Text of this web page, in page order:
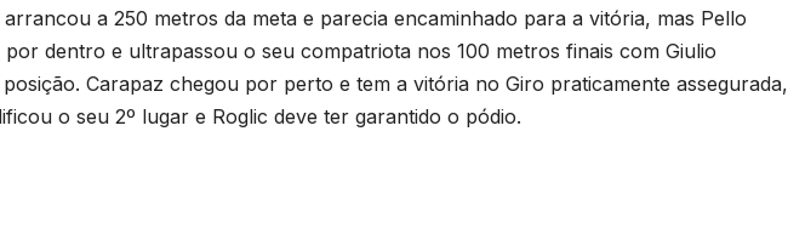
arrancou a 250 metros da meta e parecia encaminhado para a vitória, mas Pello
dentro e ultrapassou o seu compatriota nos 100 metros finais com Giulio
Carapaz chegou por perto e tem a vitória no Giro praticamente assegurada,
o seu 2º lugar e Roglic deve ter garantido o pódio.